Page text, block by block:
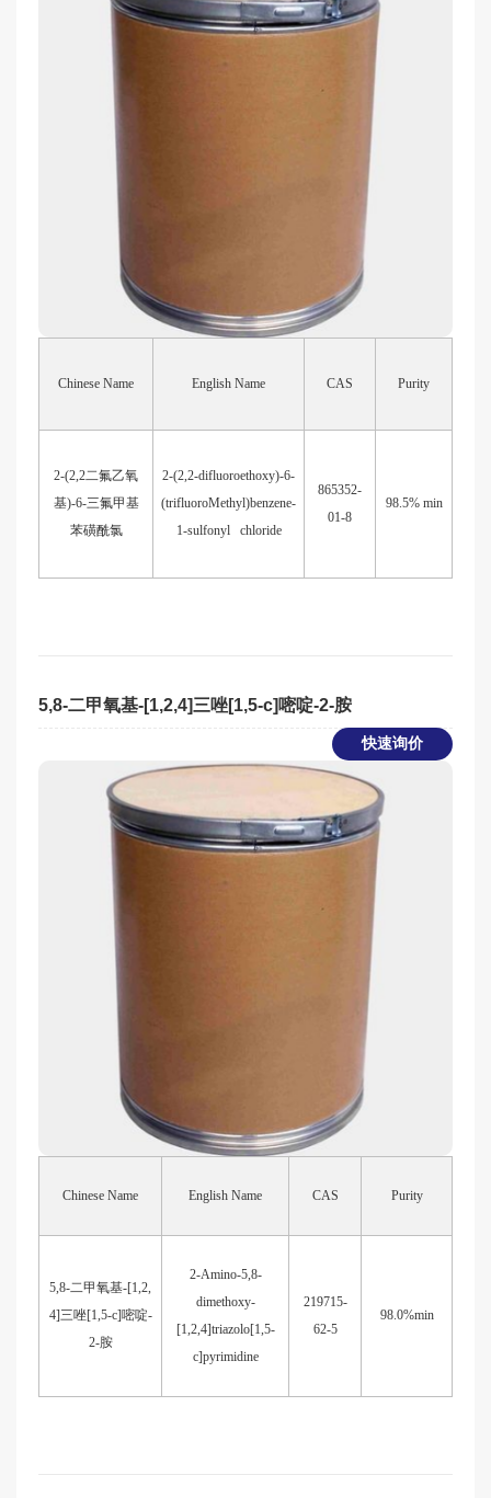
Chinese Name English Name CAS Purity
2-(2,2二氟乙氧
基)-6-三氟甲基
苯磺酰氯
2-(2,2-difluoroethoxy)-6-
(trifluoroMethyl)benzene-
1-sulfonyl chloride
865352-
01-8
98.5% min
5,8-二甲氧基-[1,2,4]三唑[1,5-c]嘧啶-2-胺
快速询价
Chinese Name English Name CAS Purity
5,8-二甲氧基-[1,2,
4]三唑[1,5-c]嘧啶-
2-胺
2-Amino-5,8-
dimethoxy-
[1,2,4]triazolo[1,5-
c]pyrimidine
219715-
62-5
98.0%min